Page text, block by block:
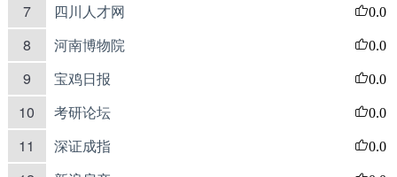
7 四川人才网 0.0
8 河南博物院 0.0
9 宝鸡日报 0.0
10 考研论坛 0.0
11 深证成指 0.0